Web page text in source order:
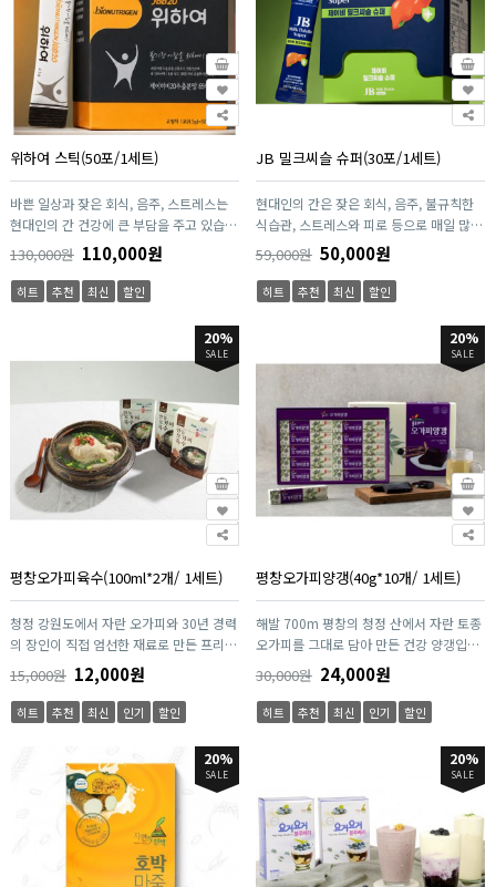
위하여 스틱(50포/1세트)
바쁜 일상과 잦은 회식, 음주, 스트레스는
현대인의 간 건강에 큰 부담을 주고 있습니
다. 위하여(爲하여)는 이러한 라이프스타
일을 고려하여 간 건강을 보다 체계적으로
관리할 수 있도록 개발된 프리미엄 건강기
능식품입니다. 주원료인 밀크씨슬 추출물
(실리마린)은 식품의약품안전처에서 인정
한 기능성 원료로, 간 건강에 도움을 줄 수
있음이 확인된 성분입니다. 또한 활력 증진
쁜 현대인의 건강관리까지 고려하였습니
액상 타입으로 제조되어 목 넘김이 부드럽
고 언제 어디서나 간편하게 섭취할 수 있습
니다. 여기에 헛개나무열매를 비롯하여 구
기자, 오미자 등 엄선된 전통 식물성 원료
를 함께 배합하여 건강한 하루를 위한 프리
으로 간편하게 섭취할 수 있는 액상 스틱
(또는 병) 타입은 직장인, 자영업자, 운전
자, 잦은 회식과 음주가 있는 분, 건강관리
에 관심이 많은 소비자 모두에게 부담 없이
추천할 수 있습니다. 엄선된 원료와 철저한
품질관리 시스템을 통해 제조되어 안심하
고 꾸준히 섭취할 수 있으며, 간 건강은 물
론 활기찬 일상을 위한 건강 습관 형성에도
건강기능식품이 아니라, 소중한 사람의 건
강을 생각하는 마음을 담은 프리미엄 간 건
강 브랜드입니다. "소중한 사람을 위하여,
오늘도 건강한 하루를 위하여." 매일 한 병
의 건강 습관으로 활력 있는 일상과 건강한
간 관리를 시작해 보십시오.
130,000원 110,000원
히트 추천 최신 할인
JB 밀크씨슬 슈퍼(30포/1세트)
현대인의 간은 잦은 회식, 음주, 불규칙한
식습관, 스트레스와 피로 등으로 매일 많은
부담을 받고 있습니다. JB 밀크씨슬
Super는 이러한 현대인의 라이프스타일을
고려하여 간 건강을 체계적으로 관리할 수
있도록 설계된 건강기능식품입니다. 주원
료인 밀크씨슬 추출물(실리마린)은 식품의
약품안전처에서 인정한 기능성 원료로, 간
건강에 도움을 줄 수 있음이 확인된 성분입
니다. 여기에 엄선된 부원료를 함께 배합하
여 바쁜 일상 속에서도 보다 편리하게 건강
을 관리할 수 있도록 구성하였습니다. 특히
1일 1포 스틱 타입으로 언제 어디서나 간
편하게 섭취할 수 있어 출근 전, 업무 중, 출
장이나 여행 시에도 부담 없이 건강관리가
가능합니다. 물과 함께 손쉽게 섭취할 수
있는 휴대성은 바쁜 직장인과 자영업자, 잦
합니다. 또한 엄선된 원료와 철저한 품질관
리 시스템을 통해 제조되어 안심하고 꾸준
히 섭취할 수 있으며, 간 건강뿐만 아니라
활기찬 일상을 위한 건강 습관 형성에도 도
움을 줄 수 있습니다. 간 건강은 단기간이
아닌 꾸준한 관리가 중요합니다. JB 밀크
씨슬 Super는 매일 하루 한 포의 간편한
실천으로 건강한 간 관리와 활력 있는 일상
을 함께할 수 있도록 도와드립니다. "간이
을 위한 스마트한 간 건강 솔루션, JB 밀크
씨슬 Super와 함께 건강한 하루를 시작해
보십시오.
59,000원 50,000원
히트 추천 최신 할인
20%
SALE
평창오가피육수(100ml*2개/ 1세트)
청정 강원도에서 자란 오가피와 30년 경력
의 장인이 직접 엄선한 재료로 만든 프리미
엄 육수입니다. 인공조미료 없이 깊고 담백
한 맛을 내며, 탕·국물요리·전골 등 어디
에나 활용 가능한 만능 베이스입니다.
HACCP 인증시설에서 안전하게 제조되어
온 가족이 안심하고 즐길 수 있는 건강한
자연 그대로의 오가피 육수입니다.
15,000원 12,000원
히트 추천 최신 인기 할인
20%
SALE
평창오가피양갱(40g*10개/ 1세트)
해발 700m 평창의 청정 산에서 자란 토종
오가피를 그대로 담아 만든 건강 양갱입니
다. 10년 이상 자라 깊은 영양을 품은 오가
피와 100% 국내산 팥을 정성으로 고아 사
포닌, 단백질, 미네랄이 풍부합니다. 설탕
대신 프락토올리고당을 사용해 달지 않고
깔끔하며, 부종 완화·독소 배출·체력 회복
에 도움을 줍니다. 등산, 운동 전후 든든한
에너지 간식으로, 자연이 주는 건강함을 한
입에 담았습니다.
30,000원 24,000원
히트 추천 최신 인기 할인
20%
SALE
20%
SALE